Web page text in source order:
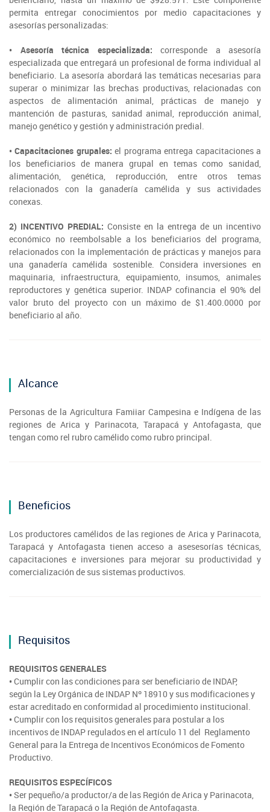
Fotografía
Biblioteca
permita entregar conocimientos por medio capacitaciones y
asesorías personalizadas:
• Asesoría técnica especializada: corresponde a asesoría
especializada que entregará un profesional de forma individual al
beneficiario. La asesoría abordará las temáticas necesarias para
superar o minimizar las brechas productivas, relacionadas con
aspectos de alimentación animal, prácticas de manejo y
mantención de pasturas, sanidad animal, reproducción animal,
manejo genético y gestión y administración predial.
• Capacitaciones grupales: el programa entrega capacitaciones a
los beneficiarios de manera grupal en temas como sanidad,
alimentación, genética, reproducción, entre otros temas
relacionados con la ganadería camélida y sus actividades
conexas.
2) INCENTIVO PREDIAL: Consiste en la entrega de un incentivo
económico no reembolsable a los beneficiarios del programa,
relacionados con la implementación de prácticas y manejos para
una ganadería camélida sostenible. Considera inversiones en
maquinaria, infraestructura, equipamiento, insumos, animales
reproductores y genética superior. INDAP cofinancia el 90% del
valor bruto del proyecto con un máximo de $1.400.0000 por
beneficiario al año.
Alcance
Personas de la Agricultura Famiiar Campesina e Indígena de las
regiones de Arica y Parinacota, Tarapacá y Antofagasta, que
tengan como rel rubro camélido como rubro principal.
Beneficios
Los productores camélidos de las regiones de Arica y Parinacota,
Tarapacá y Antofagasta tienen acceso a asesesorías técnicas,
capacitaciones e inversiones para mejorar su productividad y
comercialización de sus sistemas productivos.
Requisitos
REQUISITOS GENERALES
• Cumplir con las condiciones para ser beneficiario de INDAP,
según la Ley Orgánica de INDAP Nº 18910 y sus modificaciones y
estar acreditado en conformidad al procedimiento institucional.
• Cumplir con los requisitos generales para postular a los
incentivos de INDAP regulados en el artículo 11 del Reglamento
General para la Entrega de Incentivos Económicos de Fomento
Productivo.
REQUISITOS ESPECÍFICOS
• Ser pequeño/a productor/a de las Región de Arica y Parinacota,
la Región de Tarapacá o la Región de Antofagasta.